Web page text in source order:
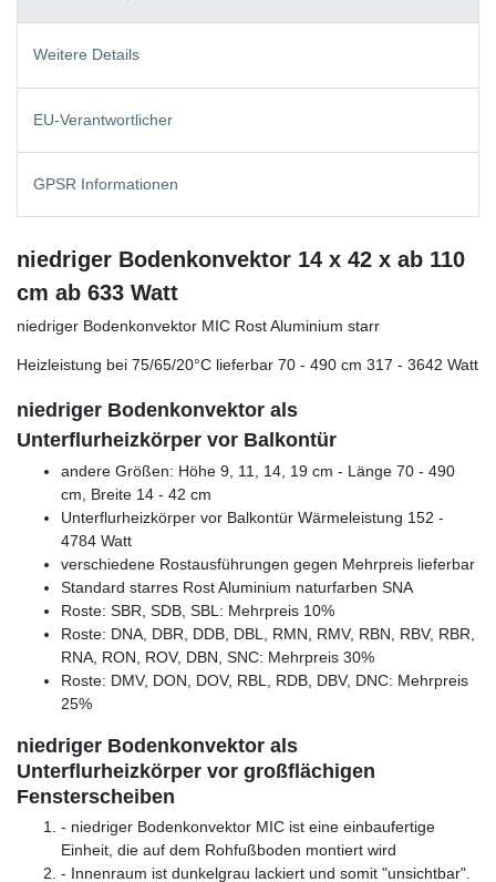
Weitere Details
EU-Verantwortlicher
GPSR Informationen
niedriger Bodenkonvektor 14 x 42 x ab 110
cm ab 633 Watt
niedriger Bodenkonvektor MIC Rost Aluminium starr
Heizleistung bei 75/65/20°C lieferbar 70 - 490 cm 317 - 3642 Watt
niedriger Bodenkonvektor als
Unterflurheizkörper vor Balkontür
andere Größen: Höhe 9, 11, 14, 19 cm - Länge 70 - 490
cm, Breite 14 - 42 cm
Unterflurheizkörper vor Balkontür Wärmeleistung 152 -
4784 Watt
verschiedene Rostausführungen gegen Mehrpreis lieferbar
Standard starres Rost Aluminium naturfarben SNA
Roste: SBR, SDB, SBL: Mehrpreis 10%
Roste: DNA, DBR, DDB, DBL, RMN, RMV, RBN, RBV, RBR,
RNA, RON, ROV, DBN, SNC: Mehrpreis 30%
Roste: DMV, DON, DOV, RBL, RDB, DBV, DNC: Mehrpreis
25%
niedriger Bodenkonvektor als
Unterflurheizkörper vor großflächigen
Fensterscheiben
- niedriger Bodenkonvektor MIC ist eine einbaufertige
Einheit, die auf dem Rohfußboden montiert wird
- Innenraum ist dunkelgrau lackiert und somit "unsichtbar".